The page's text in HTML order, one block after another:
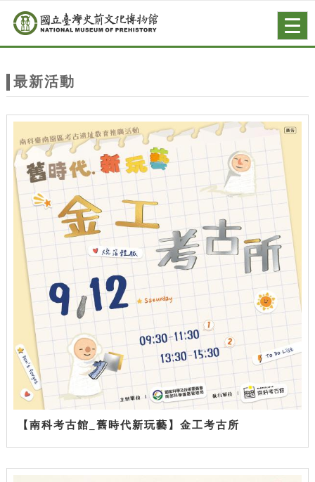
站
主
題
跳到主要內容
網站導覽
最新活動
【南科考古館_舊時代新玩藝】金工考古所